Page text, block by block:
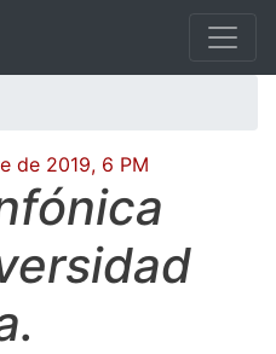
contenido
de 2019, 6 PM